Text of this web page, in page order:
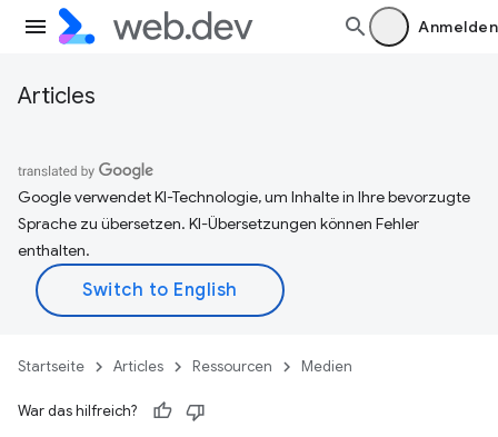
Anmelden
Articles
Google verwendet KI-Technologie, um Inhalte in Ihre bevorzugte
Sprache zu übersetzen. KI-Übersetzungen können Fehler
enthalten.
Startseite Articles Ressourcen Medien
War das hilfreich?